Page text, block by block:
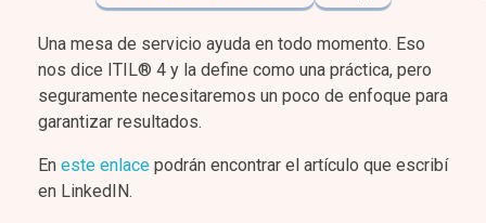
Una mesa de servicio ayuda en todo momento. Eso
nos dice ITIL® 4 y la define como una práctica, pero
seguramente necesitaremos un poco de enfoque para
garantizar resultados.
En este enlace podrán encontrar el artículo que escribí
en LinkedIN.